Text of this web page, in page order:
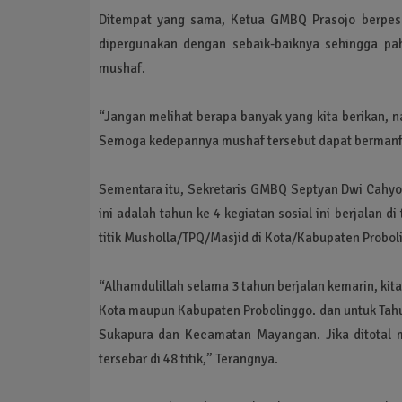
Ditempat yang sama, Ketua GMBQ Prasojo
dipergunakan dengan sebaik-baiknya sehingga
mushaf.
“Jangan melihat berapa banyak yang kita berikan,
Semoga kedepannya mushaf tersebut dapat
Sementara itu, Sekretaris GMBQ Septyan Dwi
ini adalah tahun ke 4 kegiatan sosial ini berjalan
titik Musholla/TPQ/Masjid di Kota/Kabupaten
“Alhamdulillah selama 3 tahun berjalan kemarin,
Kota maupun Kabupaten Probolinggo. dan untuk
Sukapura dan Kecamatan Mayangan. Jika ditotal
tersebar di 48 titik,” Terangnya.